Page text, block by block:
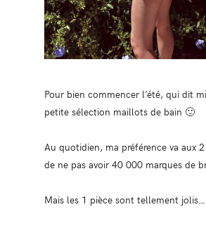
Pour bien commencer l’été, qui dit
petite sélection maillots de bain 🙂
Au quotidien, ma préférence va aux
de ne pas avoir 40 000 marques de
Mais les 1 pièce sont tellement jolis…